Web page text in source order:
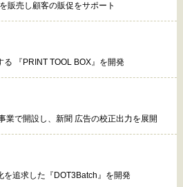
販売し顧客の販促をサポート
『PRINT TOOL BOX』を開発
業で開設し、新聞 広告の校正出力を展開
を追求した『DOT3Batch』を開発